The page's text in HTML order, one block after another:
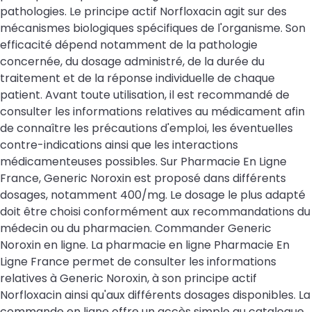
pathologies. Le principe actif Norfloxacin agit sur des
mécanismes biologiques spécifiques de l'organisme. Son
efficacité dépend notamment de la pathologie
concernée, du dosage administré, de la durée du
traitement et de la réponse individuelle de chaque
patient. Avant toute utilisation, il est recommandé de
consulter les informations relatives au médicament afin
de connaître les précautions d'emploi, les éventuelles
contre-indications ainsi que les interactions
médicamenteuses possibles. Sur Pharmacie En Ligne
France, Generic Noroxin est proposé dans différents
dosages, notamment 400/mg. Le dosage le plus adapté
doit être choisi conformément aux recommandations du
médecin ou du pharmacien. Commander Generic
Noroxin en ligne. La pharmacie en ligne Pharmacie En
Ligne France permet de consulter les informations
relatives à Generic Noroxin, à son principe actif
Norfloxacin ainsi qu'aux différents dosages disponibles. La